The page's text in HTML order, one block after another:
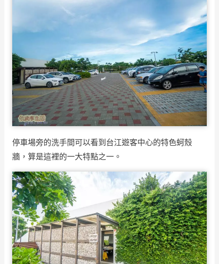
停車場旁的洗手間可以看到台江遊客中心的特色蚵殼
牆，算是這裡的一大特點之一。